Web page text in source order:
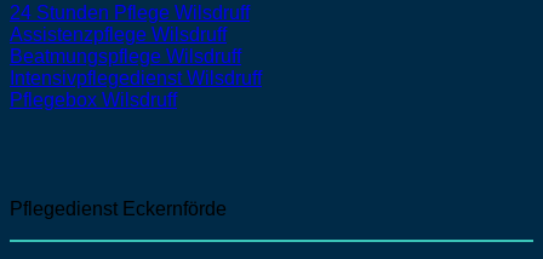
24 Stunden Pflege Wilsdruff
Assistenzpflege Wilsdruff
Beatmungspflege Wilsdruff
IntensivpflegedienstWilsdruff
Pflegebox Wilsdruff
Pflegedienst Eckernförde